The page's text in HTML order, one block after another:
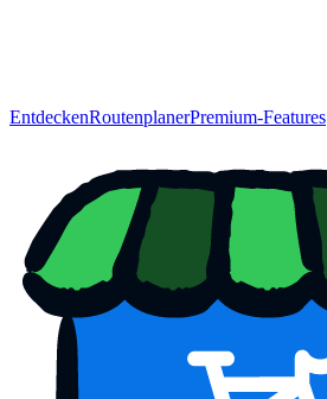
EntdeckenRoutenplanerPremium-Features